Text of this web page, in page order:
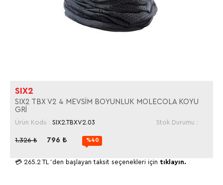
SIX2
SIX2 TBX V2 4 MEVSİM BOYUNLUK MOLECOLA KOYU
GRİ
Ürün Kodu : SIX2.TBXV2.03 Stok Durumu :
1.326₺ 796 ₺ %40
💳 265.2 TL 'den başlayan taksit seçenekleri için tıklayın.